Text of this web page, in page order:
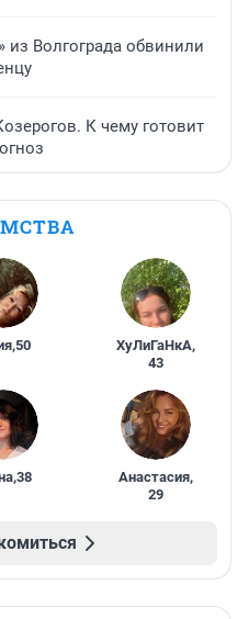
из Волгограда обвинили
К чему готовит
,50 ХуЛиГаНкА,
43
,38 Анастасия,
29